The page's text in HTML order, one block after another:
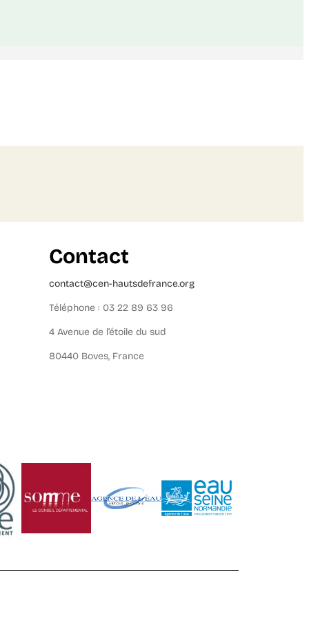
Contact
contact@cen-hautsdefrance.org
Téléphone : 03 22 89 63 96
4 Avenue de l’étoile du sud
80440 Boves, France